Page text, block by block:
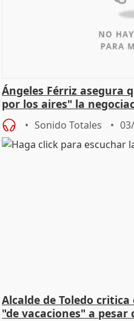
Ángeles Férriz asegura
por los aires" la
SMA
Sonido Totales
Alcalde de Toledo
"de vacaciones" a